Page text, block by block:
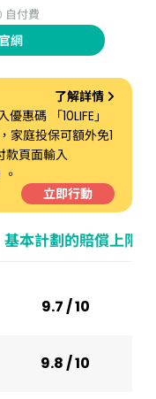
自付費
網
基本計劃的賠償上限
了解詳情
惠碼 「10LIFE」
家庭投保可額外免1
款頁面輸入
立即行動
9.7 / 10
9.8 / 10